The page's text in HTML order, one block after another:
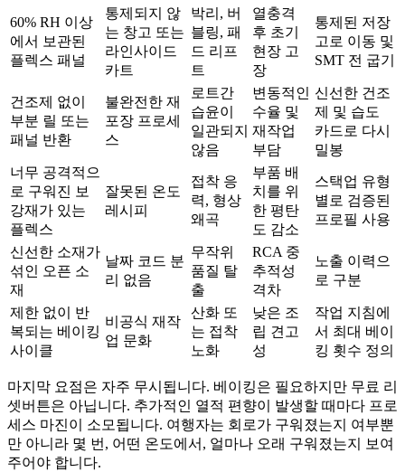
60% RH 이상
에서 보관된
플렉스 패널
통제되지 않
는 창고 또는
라인사이드
카트
박리, 버
블링, 패
드 리프
트
열충격
후 초기
현장 고
장
통제된 저장
고로 이동 및
SMT 전 굽기
건조제 없이
부분 릴 또는
패널 반환
불완전한 재
포장 프로세
스
로트간
습윤이
일관되지
않음
변동적인
수율 및
재작업
부담
신선한 건조
제 및 습도
카드로 다시
밀봉
너무 공격적으
로 구워진 보
강재가 있는
플렉스
잘못된 온도
레시피
접착 응
력, 형상
왜곡
부품 배
치를 위
한 평탄
도 감소
스택업 유형
별로 검증된
프로필 사용
신선한 소재가
섞인 오픈 소
재
날짜 코드 분
리 없음
무작위
품질 탈
출
RCA 중
추적성
격차
노출 이력으
로 구분
제한 없이 반
복되는 베이킹
사이클
비공식 재작
업 문화
산화 또
는 접착
노화
낮은 조
립 견고
성
작업 지침에
서 최대 베이
킹 횟수 정의
마지막 요점은 자주 무시됩니다. 베이킹은 필요하지만 무료 리
셋버튼은 아닙니다. 추가적인 열적 편향이 발생할 때마다 프로
세스 마진이 소모됩니다. 여행자는 회로가 구워졌는지 여부뿐
만 아니라 몇 번, 어떤 온도에서, 얼마나 오래 구워졌는지 보여
주어야 합니다.